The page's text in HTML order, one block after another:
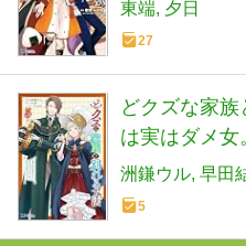
東端 夕日
27
どクズな家
は実はダメ女
国の魔導士だ
ンスターコミ
洲鎌ウル 早田
5